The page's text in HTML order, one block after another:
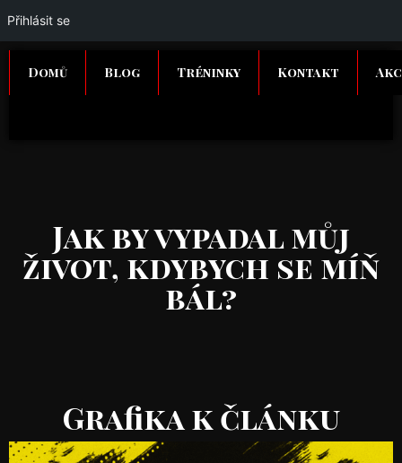
Přihlásit se
Domů Blog Tréninky Kontakt
Jak by vypadal můj
život, kdybych se míň
bál?
Grafika k článku